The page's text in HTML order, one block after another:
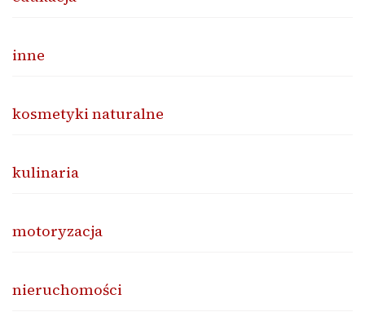
inne
kosmetyki naturalne
kulinaria
motoryzacja
nieruchomości